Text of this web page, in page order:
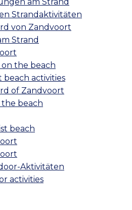
Strandaktivitäten
von Zandvoort
Strand
on the beach
beach activities
of Zandvoort
the beach
beach
Aktivitäten
activities